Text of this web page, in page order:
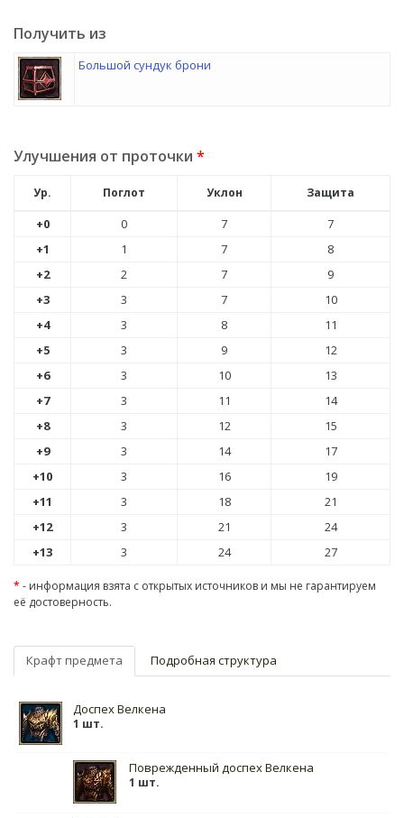
Получить из
Большой сундук брони
Улучшения от проточки *
Ур. Поглот Уклон Защита
+0 0 7
7
+1
1 7
8
+2
2 7
9
+3
3 7
10
+4
3 8
11
+5
3 9
12
+6
3 10
13
+7
3 11
14
+8
3 12
15
+9
3 14
17
+10
3 16
19
+11
3 18
21
+12
3 21
24
+13
3 24 27
* - информация взята с открытых источников и мы не гарантируем
её достоверность.
Крафт предмета Подробная структура
Доспех Велкена
1 шт.
Поврежденный доспех Велкена
1 шт.